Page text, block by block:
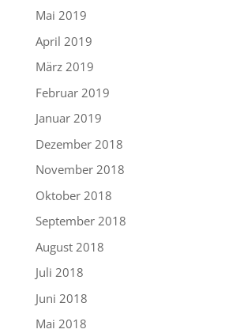
Mai 2019
April 2019
März 2019
Februar 2019
Januar 2019
Dezember 2018
November 2018
Oktober 2018
September 2018
August 2018
Juli 2018
Juni 2018
Mai 2018